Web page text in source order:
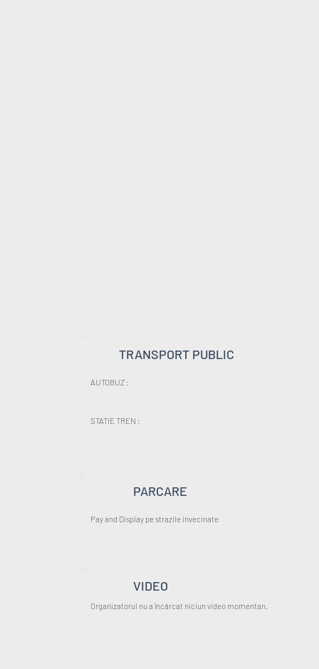
TRANSPORT PUBLIC
AUTOBUZ :
STATIE TREN :
PARCARE
Pay and Display pe strazile invecinate
VIDEO
Organizatorul nu a încărcat niciun video momentan.